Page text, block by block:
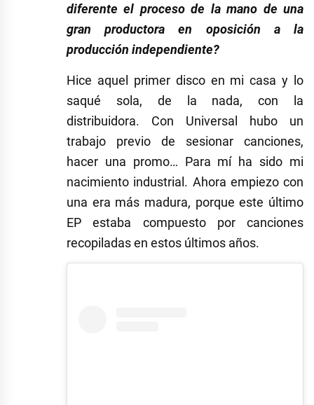
diferente el proceso de la mano de una
gran productora en oposición a la
producción independiente?
Hice aquel primer disco en mi casa y lo
saqué sola, de la nada, con la
distribuidora. Con Universal hubo un
trabajo previo de sesionar canciones,
hacer una promo… Para mí ha sido mi
nacimiento industrial. Ahora empiezo con
una era más madura, porque este último
EP estaba compuesto por canciones
recopiladas en estos últimos años.